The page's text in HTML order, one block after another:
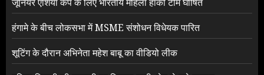
हंगामे के बीच लोकसभा में MSME संशोधन विधेयक पारित
शूटिंग के दौरान अभिनेता महेश बाबू का वीडियो लीक